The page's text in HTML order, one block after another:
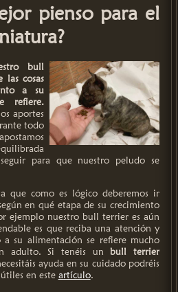
pienso para el
bull
las cosas
a su
refiere.
aportes
todo
para que nuestro peludo se
que como es lógico deberemos ir
en qué etapa de su crecimiento
ejemplo nuestro bull terrier es aún
es que reciba una atención y
su alimentación se refiere mucho
adulto. Si tenéis unbull terrier
ayuda en su cuidado podréis
en este artículo.